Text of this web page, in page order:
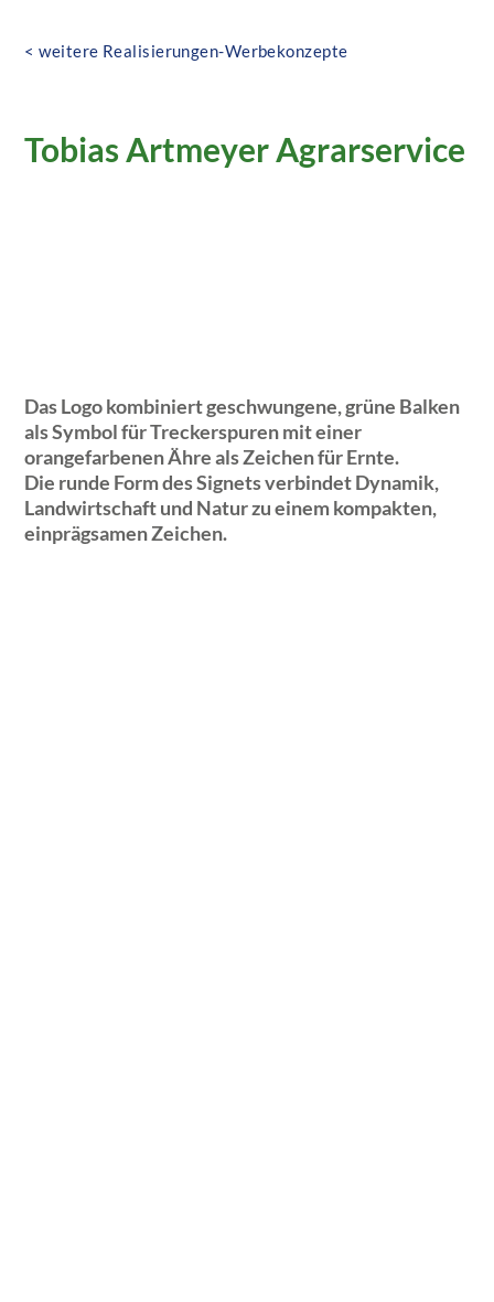
< weitere Realisierungen-Werbekonzepte
Tobias Artmeyer Agrarservice
Das Logo kombiniert geschwungene, grüne Balken
als Symbol für Treckerspuren mit einer
orangefarbenen Ähre als Zeichen für Ernte.
Die runde Form des Signets verbindet Dynamik,
Landwirtschaft und Natur zu einem kompakten,
einprägsamen Zeichen.